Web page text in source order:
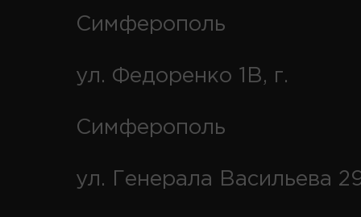
Симферополь
ул. Федоренко 1В, г.
Симферополь
ул. Генерала Васильева